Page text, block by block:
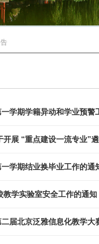
学期学籍异动和学业预警
展 “重点建设一流专业”
学期结业换毕业工作的通
教学实验室安全工作的通知
届北京泛雅信息化教学大